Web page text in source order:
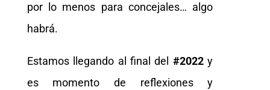
por lo menos para concejales… algo
habrá.
Estamos llegando al final del #2022y
es momento de reflexiones y